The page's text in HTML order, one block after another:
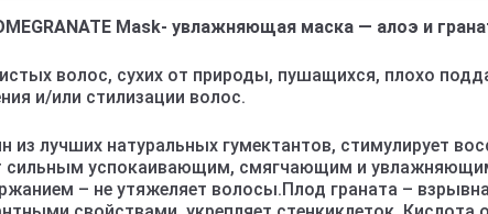
Mask- увлажняющая маска — алоэ и
волос, сухих от природы, пушащихся, плохо
и/или стилизации волос.
из лучших натуральных гумектантов, стимулирует
сильным успокаивающим, смягчающим и
– не утяжеляет волосы.Плод граната –